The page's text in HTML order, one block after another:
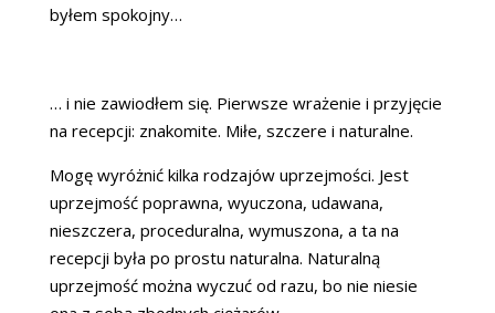
byłem spokojny…
… i nie zawiodłem się. Pierwsze wrażenie i przyjęcie
na recepcji: znakomite. Miłe, szczere i naturalne.
Mogę wyróżnić kilka rodzajów uprzejmości. Jest
uprzejmość poprawna, wyuczona, udawana,
nieszczera, proceduralna, wymuszona, a ta na
recepcji była po prostu naturalna. Naturalną
uprzejmość można wyczuć od razu, bo nie niesie